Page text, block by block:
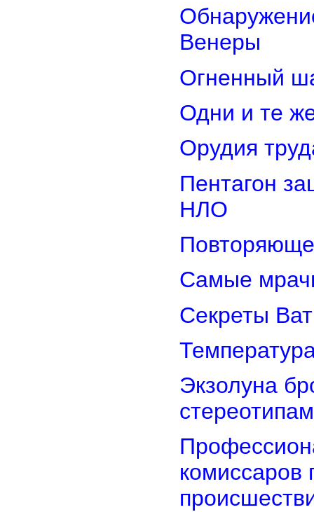
Венеры
Огненный
Одни и те
Орудия
Пентагон
НЛО
Самые
Секреты
Экзолуна
стереотипам
комиссаров